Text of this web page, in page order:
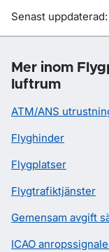
Om sidan
Senast
Mer inom
luftrum
ATM/ANS
Flyghinder
Flygplatser
Flygtrafiktjänster
Gemensam avgift
ICAO